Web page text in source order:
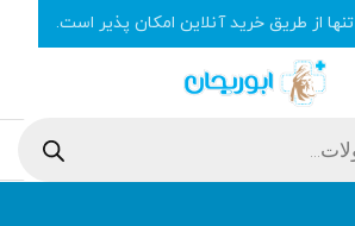
از طریق خرید آنلاین امکان پذیر است.